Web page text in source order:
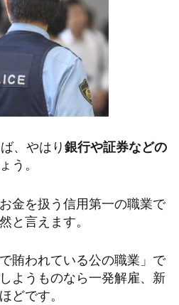
、やはり銀行や証券などの
う。
金を扱う信用第一の職業で
と言えます。
賄われている公の職業」で
ようものなら一発解雇、新
どです。